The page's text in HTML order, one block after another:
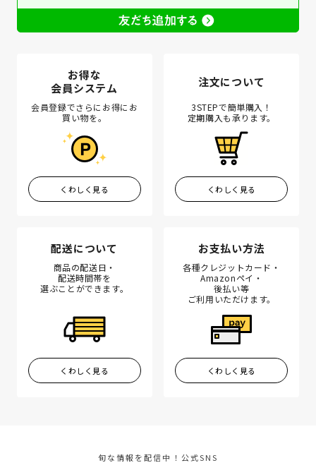
お得な
会員システム
会員登録でさらにお得にお
買い物を。
くわしく見る
注文について
3STEPで簡単購入！
定期購入も承ります。
くわしく見る
配送について
商品の配送日・
配送時間帯を
選ぶことができます。
くわしく見る
お支払い方法
各種クレジットカード・
Amazonペイ・
後払い等
ご利用いただけます。
くわしく見る
旬な情報を配信中！公式SNS